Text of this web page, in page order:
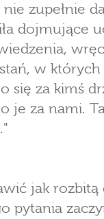
zupełnie
dojmujące
w których
się za kimś
je za nami.
jak rozbitą
pytania